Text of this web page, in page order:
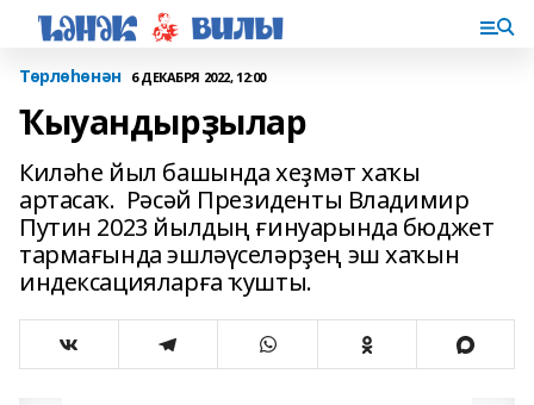
Төрлөһөнән 6 ДЕКАБРЯ 2022, 12:00
Ҡыуандырҙылар
Киләһе йыл башында хеҙмәт хаҡы
артасаҡ. Рәсәй Президенты Владимир
Путин 2023 йылдың ғинуарында бюджет
тармағында эшләүселәрҙең эш хаҡын
индексацияларға ҡушты.